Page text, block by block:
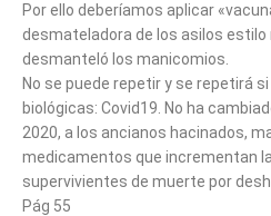
Por ello deberíamos aplicar
desmateladora de los asilos
desmanteló los manicomios.
No se puede repetir y se repetirá
biológicas: Covid19. No ha
2020, a los ancianos hacinados,
medicamentos que incrementan
supervivientes de muerte por
Pág 55